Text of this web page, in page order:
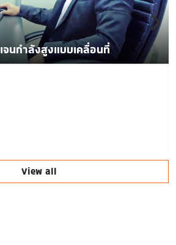
จนกำลังสูงแบบเคลื่อนที่
View all